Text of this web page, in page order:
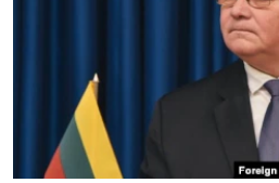
ПОДПИШИТЕСЬ НА РАССЫЛКУ
СОЦИАЛЬНЫЕ СЕТИ